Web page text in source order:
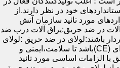
خود در نظر دارند.از
مورد تائید سازمان آتش
آلات در ضد حریق:یراق آلات درب ضد
باشند:لولای در ضد حریق :لولای
این درب ها باید دارای نشان سی ای (CE)باشد تا سلامت،ایمنی و
الزامات اساسی مورد تائید